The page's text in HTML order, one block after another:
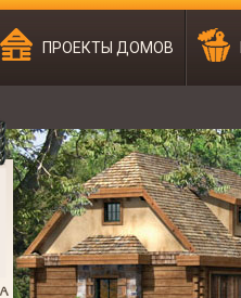
ПРОЕКТЫ ДОМОВ